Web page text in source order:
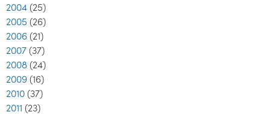
2004 (25)
2005 (26)
2006 (21)
2007 (37)
2008 (24)
2009 (16)
2010 (37)
2011 (23)